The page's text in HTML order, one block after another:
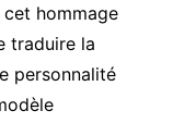
cet hommage
traduire la
personnalité